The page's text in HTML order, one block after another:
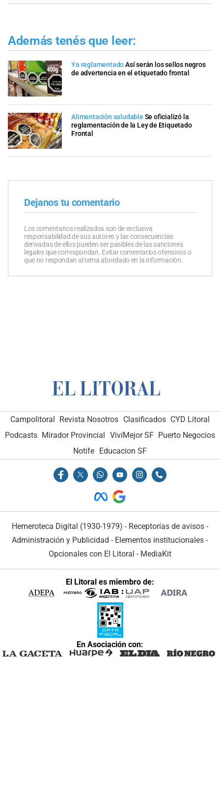
Además tenés que leer:
Ya reglamentadoAsí serán los sellos negros
de advertencia en el etiquetado frontal
Alimentación saludable Se oficializó la
reglamentación de la Ley de Etiquetado
Frontal
Dejanos tu comentario
Los comentarios realizados son de exclusiva
responsabilidad de sus autores y las consecuencias
derivadas de ellos pueden ser pasibles de las sanciones
legales que correspondan. Evitar comentarios ofensivos o
que no respondan al tema abordado en la información.
Campolitoral Revista Nosotros Clasificados CYD Litoral
Podcasts Mirador Provincial VivíMejor SF Puerto Negocios
Notife Educacion SF
Hemeroteca Digital (1930-1979) - Receptorías de avisos -
Administración y Publicidad - Elementos institucionales -
Opcionales con El Litoral - MediaKit
El Litoral es miembro de:
En Asociación con: